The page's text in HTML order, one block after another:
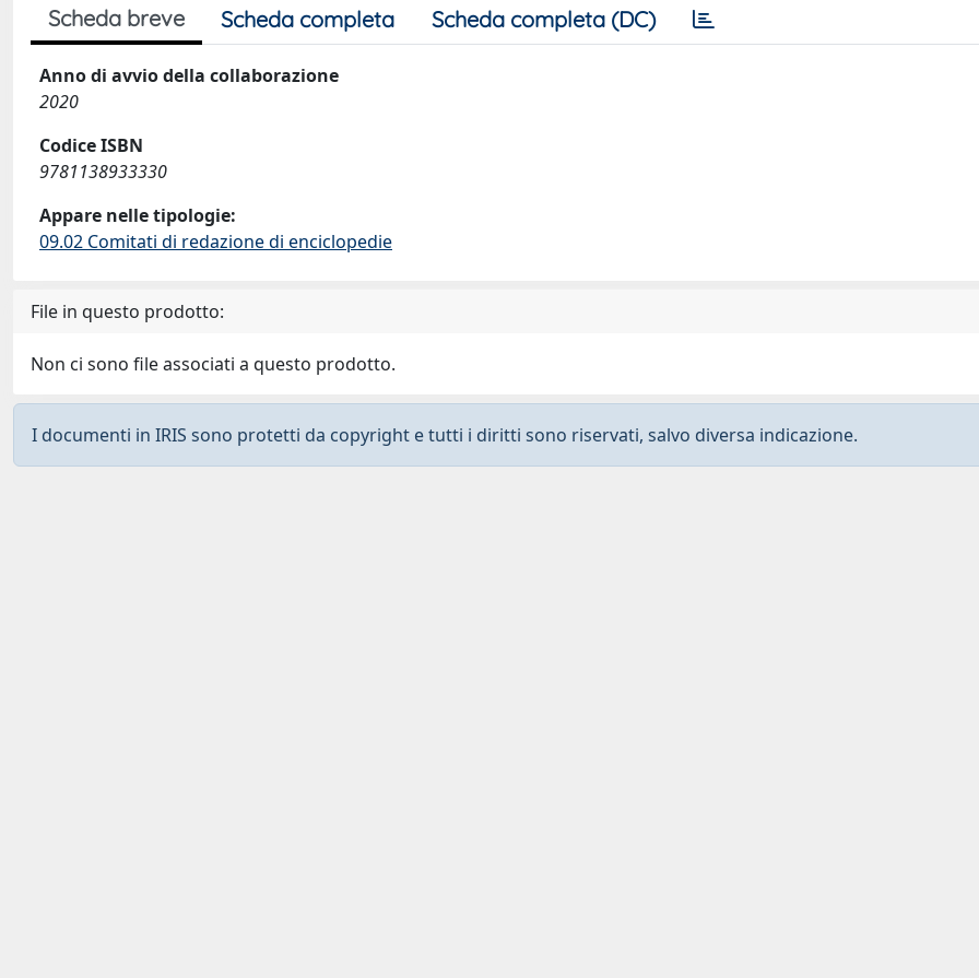
Scheda breve Scheda completa Scheda completa (DC)
Anno di avvio della collaborazione
2020
Codice ISBN
9781138933330
Appare nelle tipologie:
09.02 Comitati di redazione di enciclopedie
File in questo prodotto:
Non ci sono file associati a questo prodotto.
I documenti in IRIS sono protetti da copyright e tutti i diritti sono riservati, salvo diversa indicazione.